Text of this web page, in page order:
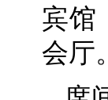
宾馆
会厅。